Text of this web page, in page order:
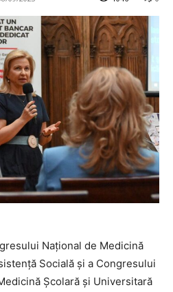
Național de Medicină
Socială și a Congresului
Școlară și Universitară